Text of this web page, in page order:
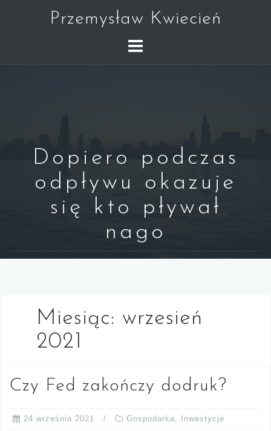
Przemysław Kwiecień
Dopiero podczas
odpływu okazuje
się kto pływał
nago
Miesiąc: wrzesień
2021
Czy Fed zakończy dodruk?
24 września 2021 Gospodarka Inwestycje